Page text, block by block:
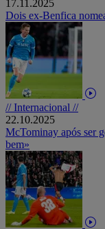
17.11.2025
Dois ex-Benfica
// Internacional //
22.10.2025
McTominay após ser
bem»